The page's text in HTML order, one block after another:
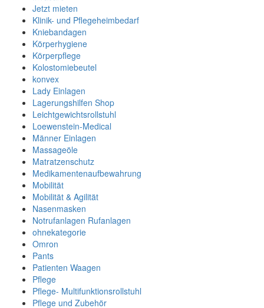
Jetzt mieten
Klinik- und Pflegeheimbedarf
Kniebandagen
Körperhygiene
Körperpflege
Kolostomiebeutel
konvex
Lady Einlagen
Lagerungshilfen Shop
Leichtgewichtsrollstuhl
Loewenstein-Medical
Männer Einlagen
Massageöle
Matratzenschutz
Medikamentenaufbewahrung
Mobilität
Mobilität & Agilität
Nasenmasken
Notrufanlagen Rufanlagen
ohnekategorie
Omron
Pants
Patienten Waagen
Pflege
Pflege- Multifunktionsrollstuhl
Pflege und Zubehör